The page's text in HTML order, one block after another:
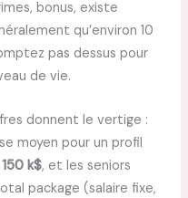
bonus, existe
qu’environ 10
pas dessus pour
de vie.
donnent le vertige :
moyen pour un profil
k$, et les seniors
package (salaire fixe,